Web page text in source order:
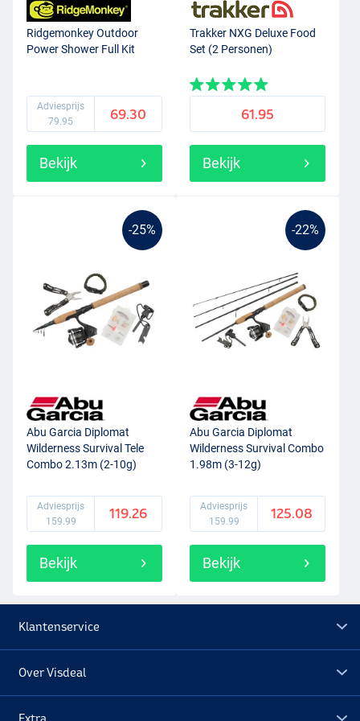
Ridgemonkey Outdoor
Power Shower Full Kit
Adviesprijs
79.95
69.30
Bekijk
Trakker NXG Deluxe Food
Set (2 Personen)
61.95
Bekijk
-25%
Abu Garcia Diplomat
Wilderness Survival Tele
Combo 2.13m (2-10g)
Adviesprijs
159.99
119.26
Bekijk
-22%
Abu Garcia Diplomat
Wilderness Survival Combo
1.98m (3-12g)
Adviesprijs
159.99
125.08
Bekijk
Klantenservice
Over Visdeal
Extra